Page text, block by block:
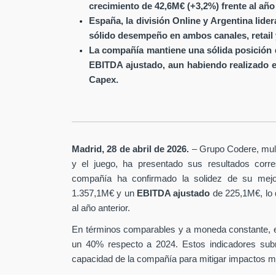
crecimiento de 42,6M€ (+3,2%) frente al
España, la división Online y Argentina
sólido desempeño en ambos canales, retail
La compañía mantiene una sólida posición
EBITDA ajustado, aun habiendo realizado
Capex.
Madrid, 28 de abril de 2026. – Grupo Codere,
y el juego, ha presentado sus resultados
compañía ha confirmado la solidez de su
1.357,1M€ y un EBITDA ajustado de 225,1M€, lo
al año anterior.
En términos comparables y a moneda constante,
un 40% respecto a 2024. Estos indicadores
capacidad de la compañía para mitigar impactos